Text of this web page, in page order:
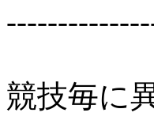
競技毎に